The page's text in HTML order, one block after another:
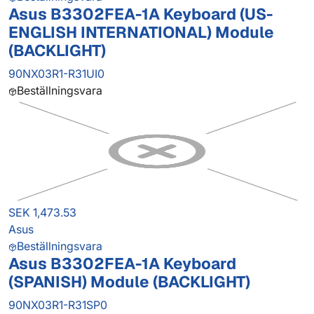
Asus B3302FEA-1A Keyboard (US-
ENGLISH INTERNATIONAL) Module
(BACKLIGHT)
90NX03R1-R31UI0
Beställningsvara
SEK 1,473.53
Asus
Beställningsvara
Asus B3302FEA-1A Keyboard
(SPANISH) Module (BACKLIGHT)
90NX03R1-R31SP0